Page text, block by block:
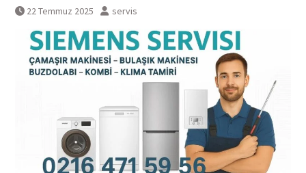
22 Temmuz 2025 servis